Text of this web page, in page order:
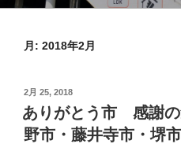
ッ
月: 2018年2月
投
稿
日:
2月 25, 2018
ありがとう市 感謝
野市・藤井寺市・堺